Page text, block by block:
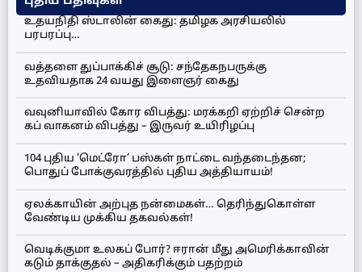
உதயநிதி ஸ்டாலின் கைது: தமிழக அரசியலில்
பரபரப்பு…
வத்தளை துப்பாக்கிச் சூடு: சந்தேகநபருக்கு
உதவியதாக 24 வயது இளைஞர் கைது
வவுனியாவில் கோர விபத்து: மரக்கறி ஏற்றிச் சென்ற
கப் வாகனம் விபத்து – இருவர் உயிரிழப்பு
104 புதிய ‘மெட்ரோ’ பஸ்கள் நாட்டை வந்தடைந்தன;
பொதுப் போக்குவரத்தில் புதிய அத்தியாயம்!
ஏலக்காயின் அற்புத நன்மைகள்… தெரிந்துகொள்ள
வேண்டிய முக்கிய தகவல்கள்!
வெடிக்குமா உலகப் போர்? ஈரான் மீது அமெரிக்காவின்
கடும் தாக்குதல் – அதிகரிக்கும் பதற்றம்